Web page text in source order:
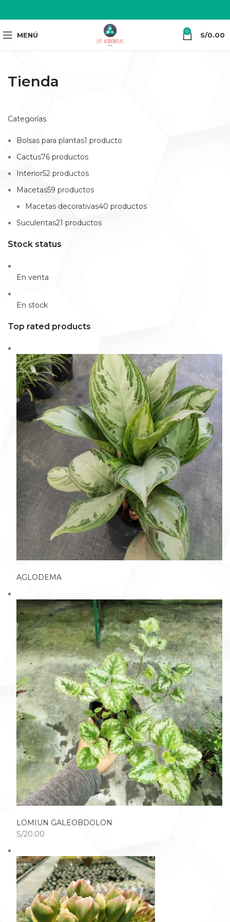
MENÚ 0 S/0.00
Tienda
Categorías
Bolsas para plantas1 producto
Cactus76 productos
Interior52 productos
Macetas59 productos
Macetas decorativas40 productos
Suculentas21 productos
Stock status
En venta
En stock
Top rated products
AGLODEMA
LOMIUN GALEOBDOLON
S/20.00